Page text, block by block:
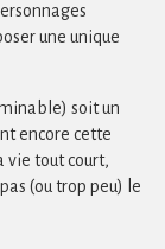
une unique
soit un
encore cette
vie tout court,
(ou trop peu) le